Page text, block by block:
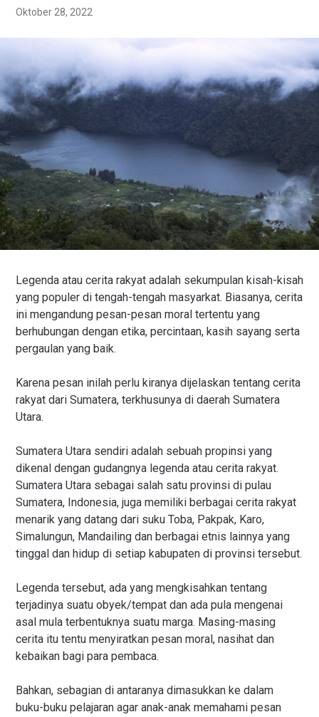
Oktober 28, 2022
Legenda atau cerita rakyat adalah sekumpulan kisah-kisah
yang populer di tengah-tengah masyarkat. Biasanya, cerita
ini mengandung pesan-pesan moral tertentu yang
berhubungan dengan etika, percintaan, kasih sayang serta
pergaulan yang baik.
Karena pesan inilah perlu kiranya dijelaskan tentang cerita
rakyat dari Sumatera, terkhusunya di daerah Sumatera
Utara.
Sumatera Utara sendiri adalah sebuah propinsi yang
dikenal dengan gudangnya legenda atau cerita rakyat.
Sumatera Utara sebagai salah satu provinsi di pulau
Sumatera, Indonesia, juga memiliki berbagai cerita rakyat
menarik yang datang dari suku Toba, Pakpak, Karo,
Simalungun, Mandailing dan berbagai etnis lainnya yang
tinggal dan hidup di setiap kabupaten di provinsi tersebut.
Legenda tersebut, ada yang mengkisahkan tentang
terjadinya suatu obyek/tempat dan ada pula mengenai
asal mula terbentuknya suatu marga. Masing-masing
cerita itu tentu menyiratkan pesan moral, nasihat dan
kebaikan bagi para pembaca.
Bahkan, sebagian di antaranya dimasukkan ke dalam
buku-buku pelajaran agar anak-anak memahami pesan